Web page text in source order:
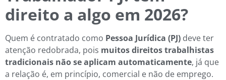
direito a algo em 2026?
Quem é contratado como Pessoa Jurídica (PJ) deve ter
atenção redobrada, pois muitos direitos trabalhistas
tradicionais não se aplicam automaticamente, já que
a relação é, em princípio, comercial e não de emprego.